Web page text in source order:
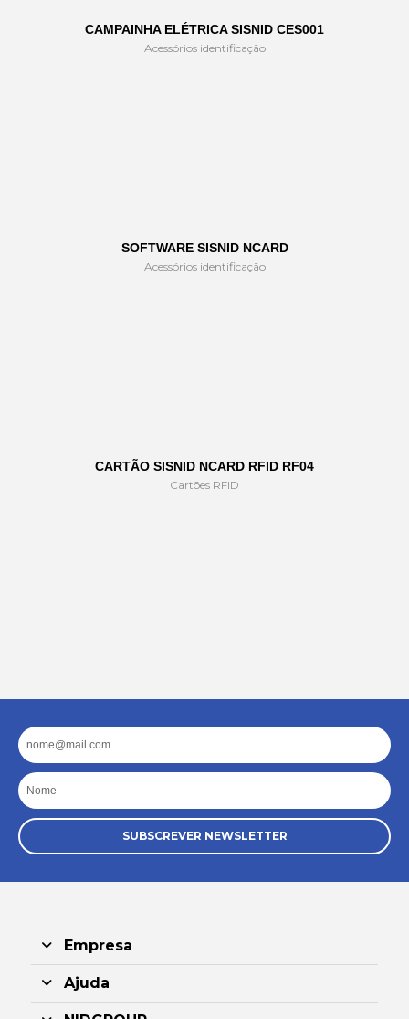
CAMPAINHA ELÉTRICA SISNID CES001
Acessórios identificação
SOFTWARE SISNID NCARD
Acessórios identificação
CARTÃO SISNID NCARD RFID RF04
Cartões RFID
Email
Nome
SUBSCREVER NEWSLETTER
Empresa
Ajuda